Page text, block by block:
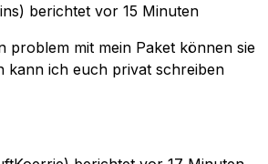
berichtet vor 15 Minuten
problem mit mein Paket können sie
kann ich euch privat schreiben